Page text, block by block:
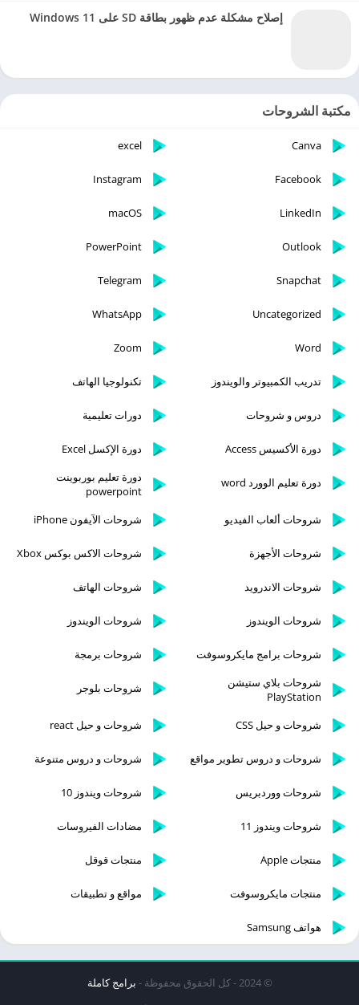
إصلاح مشكلة عدم ظهور بطاقة SD على Windows 11
مكتبة الشروحات
Canva
excel
Facebook
Instagram
LinkedIn
macOS
Outlook
PowerPoint
Snapchat
Telegram
Uncategorized
WhatsApp
Word
Zoom
تدريب الكمبيوتر والويندوز تكنولوجيا الهاتف
دروس و شروحات دورات تعليمية
دورة الأكسيس Access دورة الإكسل Excel
دورة تعليم الوورد word
دورة تعليم بوربوينت
powerpoint
شروحات ألعاب الفيديو
شروحات الآيفون iPhone
شروحات الأجهزة شروحات الاكس بوكس Xbox
شروحات الاندرويد شروحات الهاتف
شروحات الويندوز شروحات الويندوز
شروحات برامج مايكروسوفت
شروحات برمجة
شروحات بلاي ستيشن
PlayStation
شروحات بلوجر
شروحات و حيل CSS شروحات و حيل react
شروحات و دروس تطوير مواقع شروحات و دروس متنوعة
شروحات ووردبريس شروحات ويندوز 10
شروحات ويندوز 11 مضادات الفيروسات
منتجات Apple منتجات قوقل
منتجات مايكروسوفت مواقع و تطبيقات
هواتف Samsung
© 2024 - كل الحقوق محفوظة - برامج كاملة